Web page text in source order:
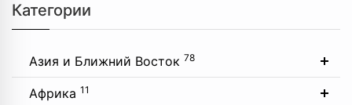
Категории
Азия и Ближний Восток 78
Африка 11